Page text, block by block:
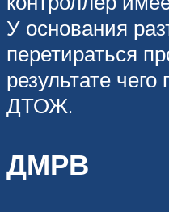
У основания
перетираться
результате
ДТОЖ.
ДМРВ